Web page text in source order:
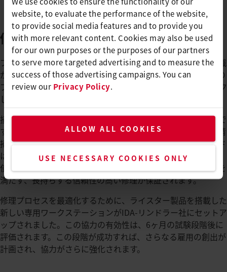
website, to evaluate the performance of the website,
to provide social media features and to provide you
with more relevant content. Cookies may also be used
for our own purposes or the purposes of our partners
to serve more targeted advertising and to measure the
success of those advertising campaigns. You can
review our Privacy Policy
ALLOW ALL COOKIES
USE NECESSARY COOKIES ONLY
個々の形状を効果的に溶接
プラスチックパレットの修理には、特別な専門知識と専門知識
が必要です。このプロセス自体は正確で効率的であり、実際の
プロセスが始まる前に各パレットの修理性を注意深くチェック
します。
損傷の種類と範囲に応じて、プロセスには異なる方法が必要で
す。破損したランナーなどの損傷した部品は、まず徹底的に清
掃します。より小さな形状の場合、ライスターのペンウェルド
は固定に使用され、より大きな損傷はフュージョン1押出機を
使用して溶接されます。どちらの方法でも、最高の品質基準を
満たす、長持ちする信頼性の高い修理が保証されます。
修理プロセスを最適化するために、ライスター製品を搭載した
新しい専用ワークステーションがIDA-リンドラー社にセットア
ップされました。この協力の有効性は、6ヶ月の試験段階後に
評価されます。この段階が成功すれば、さらなる雇用の創出が
計画され、協力がさらに強化されます。